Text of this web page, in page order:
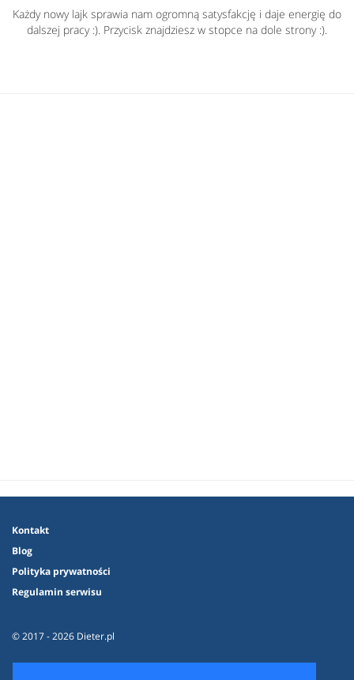
Każdy nowy lajk sprawia nam ogromną satysfakcję i daje energię do
dalszej pracy :). Przycisk znajdziesz w stopce na dole strony :).
Kontakt
Blog
Polityka prywatności
Regulamin serwisu
© 2017 - 2026 Dieter.pl